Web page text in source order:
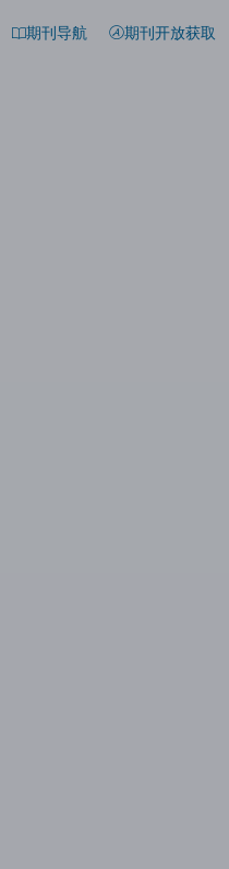
期刊导航 期刊开放获取